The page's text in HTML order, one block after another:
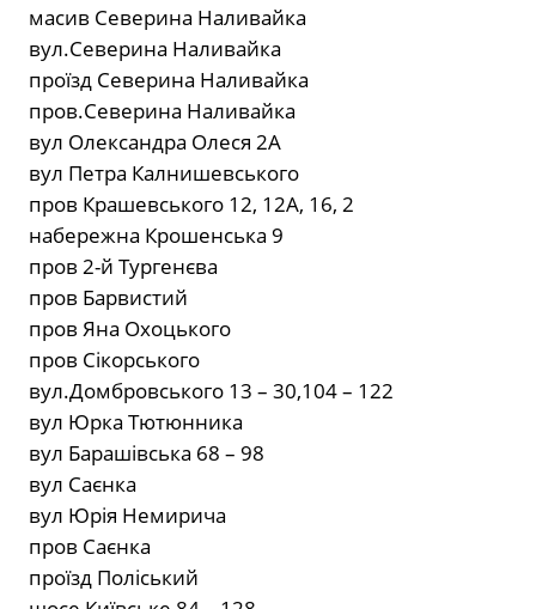
масив Северина Наливайка
вул.Северина Наливайка
проїзд Северина Наливайка
пров.Северина Наливайка
вул Олександра Олеся 2А
вул Петра Калнишевського
пров Крашевського 12, 12А, 16, 2
набережна Крошенська 9
пров 2-й Тургенєва
пров Барвистий
пров Яна Охоцького
пров Сікорського
вул.Домбровського 13 – 30,104 – 122
вул Юрка Тютюнника
вул Барашівська 68 – 98
вул Саєнка
вул Юрія Немирича
пров Саєнка
проїзд Поліський